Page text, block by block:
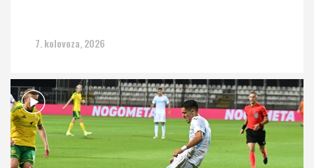
7. kolovoza, 2026